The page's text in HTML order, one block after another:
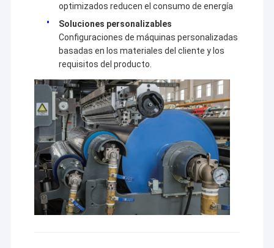
optimizados reducen el consumo de energía
Soluciones personalizables
Configuraciones de máquinas personalizadas
basadas en los materiales del cliente y los
requisitos del producto.